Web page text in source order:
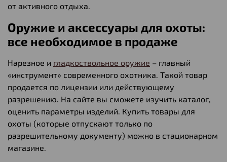
от активного отдыха.
Оружие и аксессуары для охоты:
все необходимое в продаже
Нарезное и гладкоствольное оружие – главный
«инструмент» современного охотника. Такой товар
продается по лицензии или действующему
разрешению. На сайте вы сможете изучить каталог,
оценить параметры изделий. Купить товары для
охоты (которые отпускают только по
разрешительному документу) можно в стационарном
магазине.